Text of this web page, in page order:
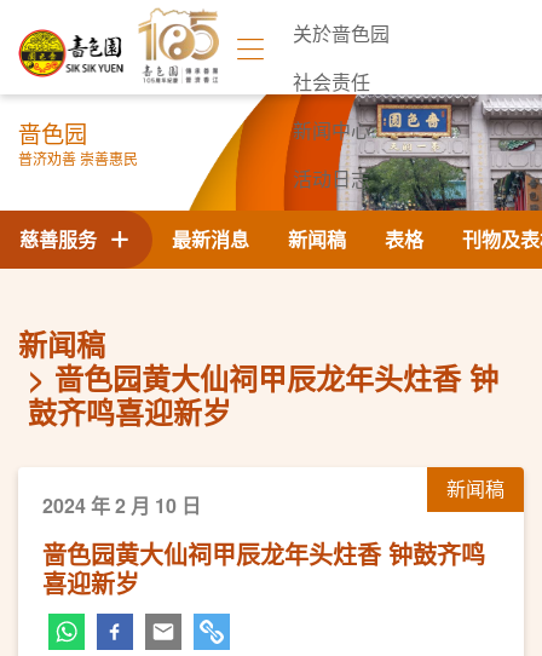
关於啬色园
社会责任
新闻中心
活动日志
联络我们
啬色园
普济劝善 崇善惠民
最新消息 新闻稿 表格 刊物及
慈善服务
新闻稿
啬色园黄大仙祠甲辰龙年头炷香 钟
鼓齐鸣喜迎新岁
新闻稿
2024 年 2 月 10 日
啬色园黄大仙祠甲辰龙年头炷香 钟鼓齐鸣
喜迎新岁